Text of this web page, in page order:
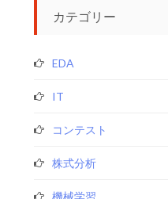
カテゴリー
EDA
IT
コンテスト
株式分析
機械学習